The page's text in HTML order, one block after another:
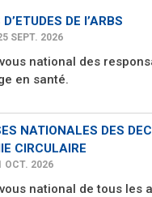
DE l’ARBS
SEPT. 2026
national des
en santé.
NATIONALES DES
CIRCULAIRE
OCT. 2026
national de tous les